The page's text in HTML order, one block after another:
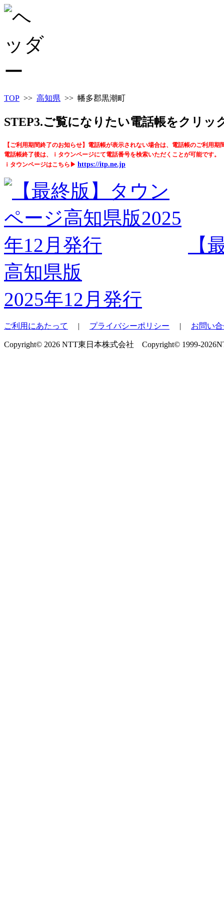
TOP >> 高知県 >> 幡多郡黒潮町
STEP3.ご覧になりたい電話帳をクリッ
【ご利用期間終了のお知らせ】電話帳が表示されない場合は、電話帳のご利用期
電話帳終了後は、ｉタウンページにて電話番号を検索いただくことが可能です。
ｉタウンページはこちら▶ https://itp.ne.jp
【
高知県版
2025年12月発行
ご利用にあたって | プライバシーポリシー | お問い
Copyright© 2026 NTT東日本株式会社 Copyright© 1999-